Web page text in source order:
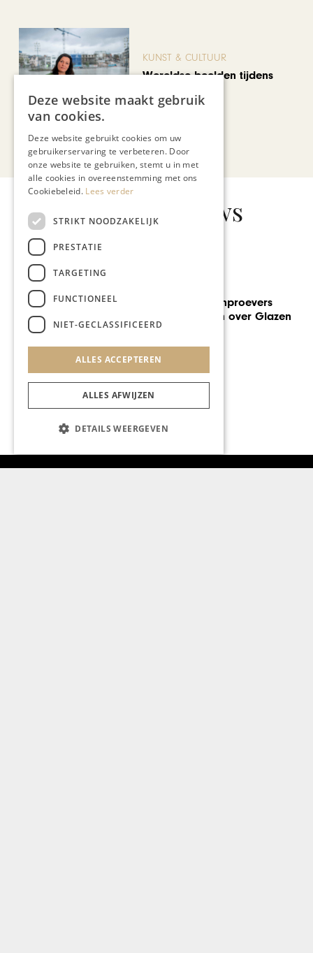
KUNST & CULTUUR
Wereldse beelden tijdens
Bekijk alle artikelen
Gerelateerd nieuws
Kasteel voor fijnproevers
enorm tevreden over Glazen
Restaurant
Deze website maakt gebruik
van cookies.
Deze website gebruikt cookies om uw
gebruikerservaring te verbeteren. Door
onze website te gebruiken, stemt u in met
alle cookies in overeenstemming met ons
Cookiebeleid. Lees verder
STRIKT NOODZAKELIJK
PRESTATIE
TARGETING
FUNCTIONEEL
NIET-GECLASSIFICEERD
ALLES ACCEPTEREN
ALLES AFWIJZEN
DETAILS WEERGEVEN